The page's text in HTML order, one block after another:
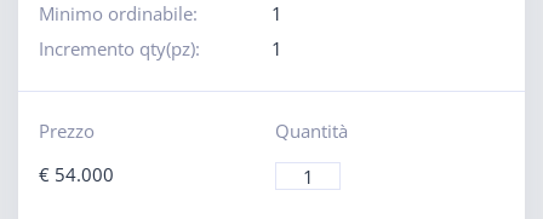
Minimo ordinabile:
1
Incremento qty(pz):
1
Prezzo
€54.000
Quantità